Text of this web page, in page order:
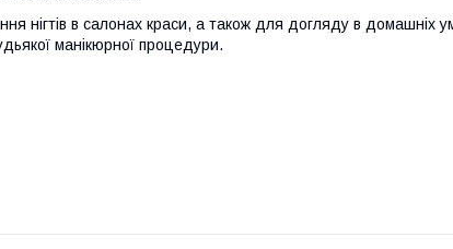
нігтів в салонах краси, а також для догляду в домашніх
манікюрної процедури.